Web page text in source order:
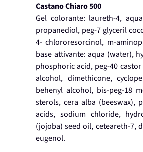
Castano Chiaro 500
Gel colorante: laureth-4,
propanediol, peg-7 glyceril
4- chlororesorcinol, m-
base attivante: aqua (water),
phosphoric acid, peg-40
alcohol, dimethicone,
behenyl alcohol, bis-peg-18
sterols, cera alba (beeswax),
acids, sodium chloride,
(jojoba) seed oil, ceteareth-7,
eugenol.